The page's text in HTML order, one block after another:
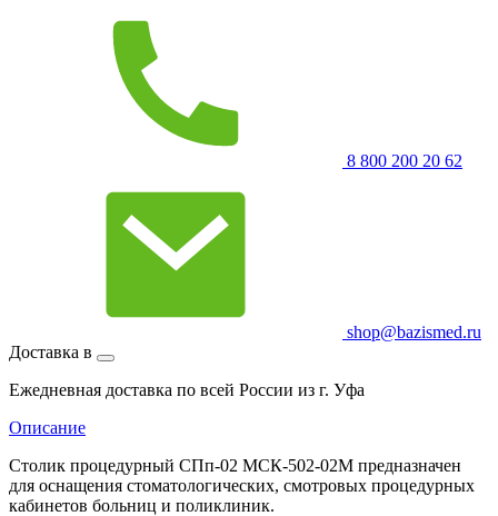
8 800 200 20 62
shop@bazismed.ru
Доставка в
Ежедневная доставка по всей России из г. Уфа
Описание
Столик процедурный СПп-02 МСК-502-02М предназначен
для оснащения стоматологических, смотровых процедурных
кабинетов больниц и поликлиник.